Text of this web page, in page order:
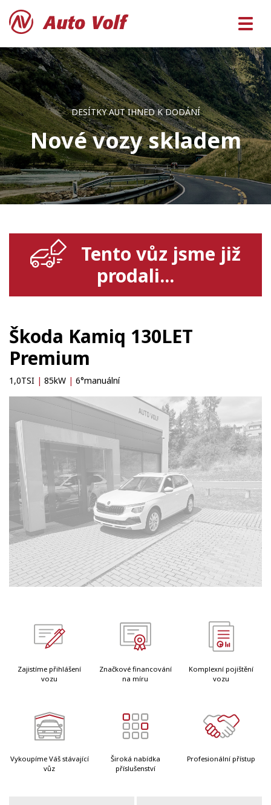
DESÍTKY AUT IHNED K DODÁNÍ
Nové vozy skladem
Tento vůz jsme již
prodali...
Škoda Kamiq 130LET
Premium
1,0TSI | 85kW | 6°manuální
Zajistíme přihlášení
vozu
Značkové financování
na míru
Komplexní pojištění
vozu
Vykoupíme Váš stávající
vůz
Široká nabídka
příslušenství
Profesionální přístup